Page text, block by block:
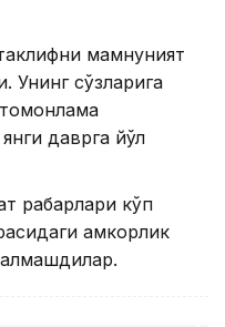
мамнуният
Унинг сўзларига
даврга йўл
раҳбарлари кўп
ҳамкорлик